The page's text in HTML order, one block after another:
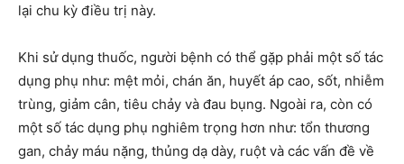
lại chu kỳ điều trị này.
Khi sử dụng thuốc, người bệnh có thể gặp phải một số tác
dụng phụ như: mệt mỏi, chán ăn, huyết áp cao, sốt, nhiễm
trùng, giảm cân, tiêu chảy và đau bụng. Ngoài ra, còn có
một số tác dụng phụ nghiêm trọng hơn như: tổn thương
gan, chảy máu nặng, thủng dạ dày, ruột và các vấn đề về